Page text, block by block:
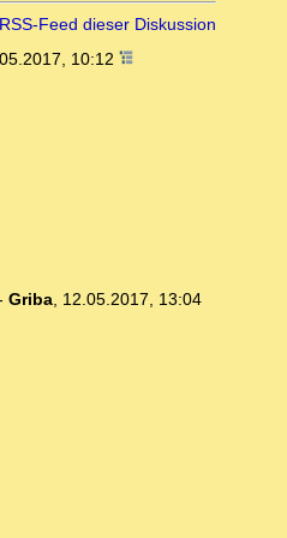
Feed dieser Diskussion
10:12
Griba, 12.05.2017, 13:04